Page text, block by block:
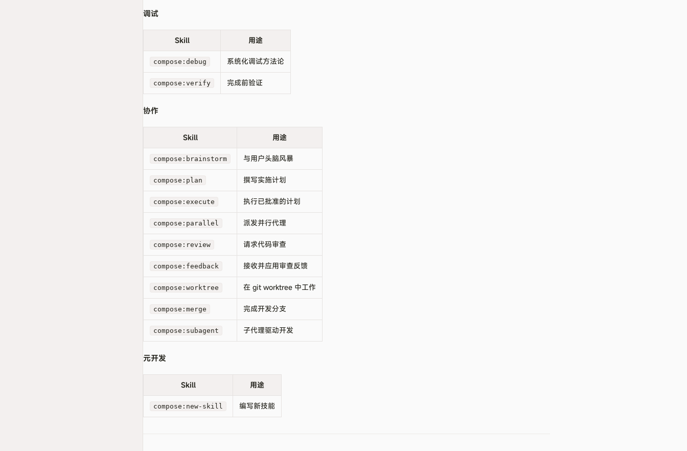
调试
Skill 用途
compose:debug 系统化调试方法论
compose:verify 完成前验证
协作
Skill 用途
compose:brainstorm 与用户头脑风暴
compose:plan 撰写实施计划
compose:execute 执行已批准的计划
compose:parallel 派发并行代理
compose:review 请求代码审查
compose:feedback 接收并应用审查反馈
compose:worktree 在 git worktree 中工作
compose:merge 完成开发分支
compose:subagent 子代理驱动开发
元开发
Skill 用途
compose:new-skill 编写新技能